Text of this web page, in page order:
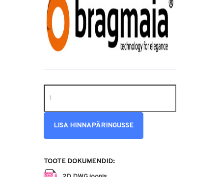
LISA HINNAPÄRINGUSSE
TOOTE DOKUMENDID: